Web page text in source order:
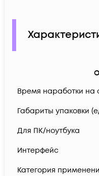
Время наработки на
Габариты упаковки
Для ПК/ноутбука
Интерфейс
Категория